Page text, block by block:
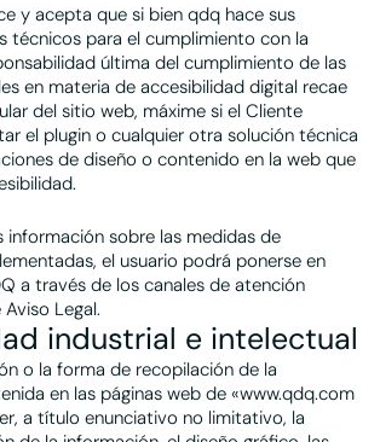
y acepta que si bien qdq hace sus
técnicos para el cumplimiento con la
última del cumplimiento de las
en materia de accesibilidad digital recae
del sitio web, máxime si el Cliente
el plugin o cualquier otra solución técnica
de diseño o contenido en la web que
información sobre las medidas de
el usuario podrá ponerse en
a través de los canales de atención
Legal.
industrial e intelectual
o la forma de recopilación de la
en las páginas web de «www.qdq.com
a título enunciativo no limitativo, la